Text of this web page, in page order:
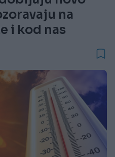
na
i kod nas